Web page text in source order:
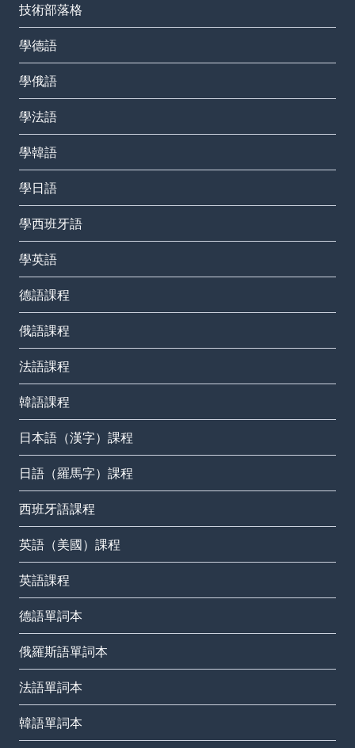
技術部落格
學德語
學俄語
學法語
學韓語
學日語
學西班牙語
學英語
德語課程
俄語課程
法語課程
韓語課程
日本語（漢字）課程
日語（羅馬字）課程
西班牙語課程
英語（美國）課程
英語課程
德語單詞本
俄羅斯語單詞本
法語單詞本
韓語單詞本